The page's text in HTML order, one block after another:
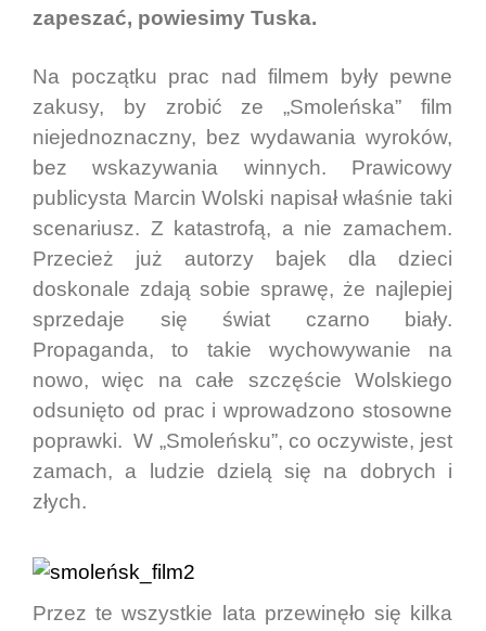
zapeszać, powiesimy Tuska.
Na początku prac nad filmem były pewne
zakusy, by zrobić ze „Smoleńska” film
niejednoznaczny, bez wydawania wyroków,
bez wskazywania winnych. Prawicowy
publicysta Marcin Wolski napisał właśnie taki
scenariusz. Z katastrofą, a nie zamachem.
Przecież już autorzy bajek dla dzieci
doskonale zdają sobie sprawę, że najlepiej
sprzedaje się świat czarno biały.
Propaganda, to takie wychowywanie na
nowo, więc na całe szczęście Wolskiego
odsunięto od prac i wprowadzono stosowne
poprawki. W „Smoleńsku”, co oczywiste, jest
zamach, a ludzie dzielą się na dobrych i
złych.
Przez te wszystkie lata przewinęło się kilka